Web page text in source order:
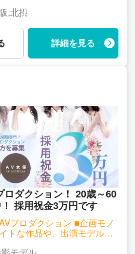
,北摂
詳細を見る
ロダクション！ 20歳～60
採用祝金3万円です
ダクション ■企画モノ
トな作品や、出演モデルが
モデル